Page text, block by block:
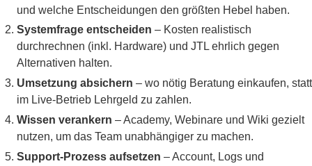
und welche Entscheidungen den größten Hebel haben.
Systemfrage entscheiden – Kosten realistisch
durchrechnen (inkl. Hardware) und JTL ehrlich gegen
Alternativen halten.
Umsetzung absichern – wo nötig Beratung einkaufen, statt
im Live-Betrieb Lehrgeld zu zahlen.
Wissen verankern – Academy, Webinare und Wiki gezielt
nutzen, um das Team unabhängiger zu machen.
Support-Prozess aufsetzen – Account, Logs und